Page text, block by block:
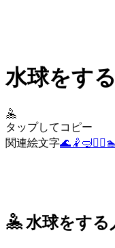
水球をす
🤽
タップしてコピー
関連絵文字🌊 🤾 🤿🤾‍♀️
🤽 水球をする